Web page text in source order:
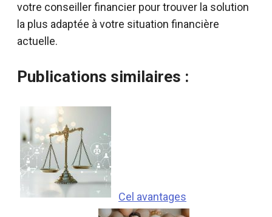
votre conseiller financier pour trouver la solution
la plus adaptée à votre situation financière
actuelle.
Publications similaires :
Cel avantages